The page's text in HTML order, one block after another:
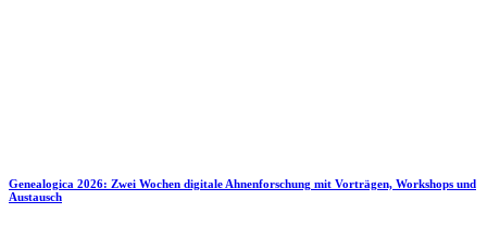
Genealogica 2026: Zwei Wochen digitale Ahnenforschung mit Vorträgen, Workshops und
Austausch